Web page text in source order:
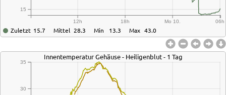
12h 18h Mo 10. 06h
15
Zuletzt 15.7 Mittel 28.3 Min 13.3 Max 43.0
Innentemperatur Gehäuse - Heiligenblut - 1 Tag
30
35